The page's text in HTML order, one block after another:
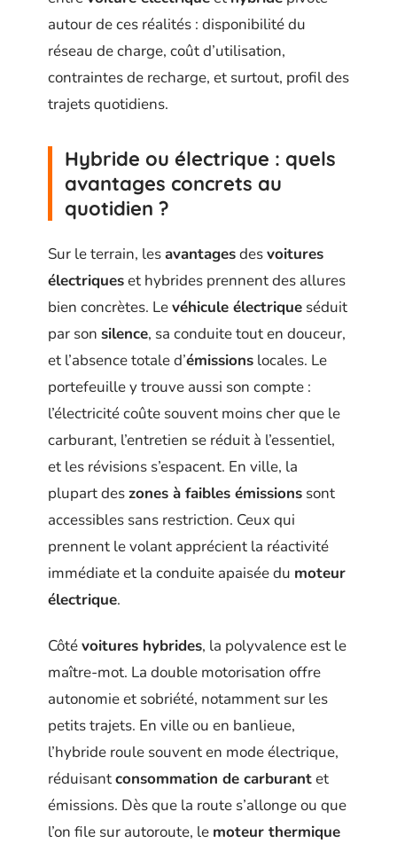
autour de ces réalités : disponibilité du
réseau de charge, coût d’utilisation,
contraintes de recharge, et surtout, profil des
trajets quotidiens.
Hybride ou électrique : quels
avantages concrets au
quotidien ?
Sur le terrain, lesavantagesdesvoitures
électriqueset hybrides prennent des allures
bien concrètes. Levéhicule électrique séduit
par son silence, sa conduite tout en douceur,
et l’absence totale d’émissions locales. Le
portefeuille y trouve aussi son compte :
l’électricité coûte souvent moins cher que le
carburant, l’entretien se réduit à l’essentiel,
et les révisions s’espacent. En ville, la
plupart deszones à faibles émissions sont
accessibles sans restriction. Ceux qui
prennent le volant apprécient la réactivité
immédiate et la conduite apaisée du moteur
électrique.
Côtévoitures hybrides, la polyvalence est le
maître-mot. La double motorisation offre
autonomie et sobriété, notamment sur les
petits trajets. En ville ou en banlieue,
l’hybride roule souvent en mode électrique,
réduisantconsommation de carburantet
émissions. Dès que la route s’allonge ou que
l’on file sur autoroute, le moteur thermique